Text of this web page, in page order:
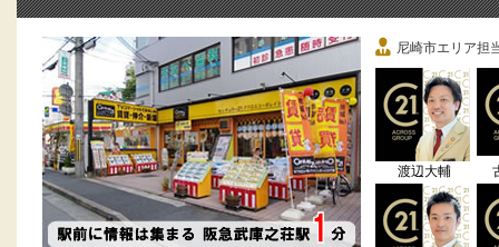
尼崎市エリア担
渡辺大輔